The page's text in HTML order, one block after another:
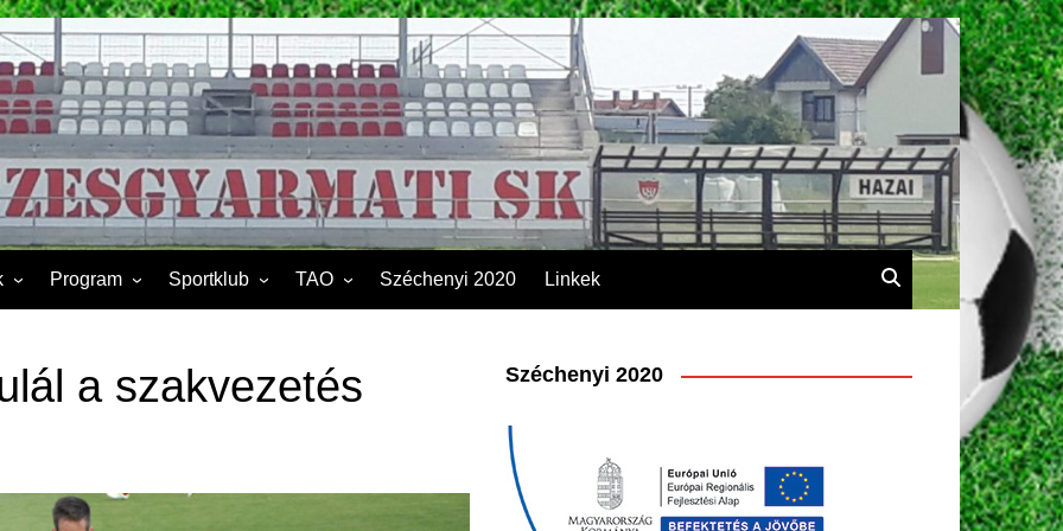
Program Sportklub
Kapcsolat
Éves beszámoló
TAO
2020
2021
Széchenyi 2020 Linkek
a szakvezetés Széchenyi 2020